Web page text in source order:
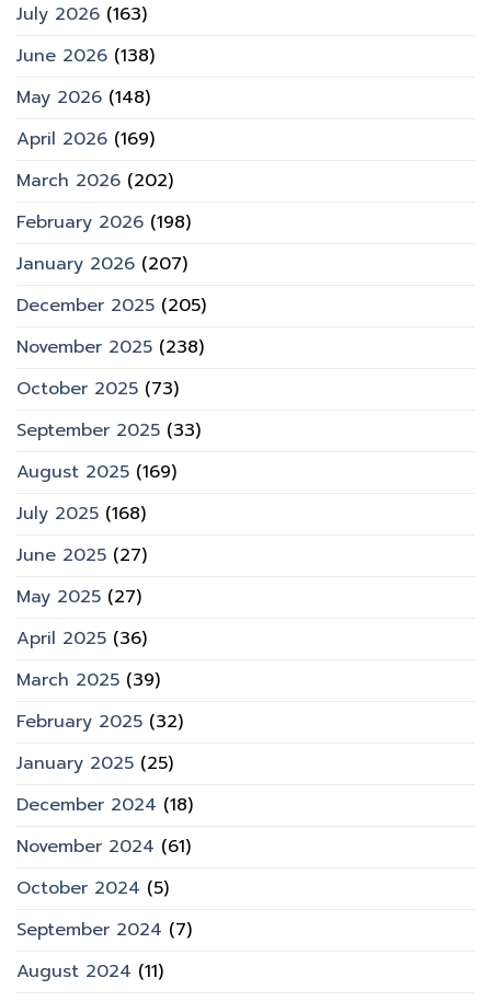
July 2026 (163)
June 2026 (138)
May 2026 (148)
April 2026 (169)
March 2026 (202)
February 2026 (198)
January 2026 (207)
December 2025 (205)
November 2025 (238)
October 2025 (73)
September 2025 (33)
August 2025 (169)
July 2025 (168)
June 2025 (27)
May 2025 (27)
April 2025 (36)
March 2025 (39)
February 2025 (32)
January 2025 (25)
December 2024 (18)
November 2024 (61)
October 2024 (5)
September 2024 (7)
August 2024 (11)